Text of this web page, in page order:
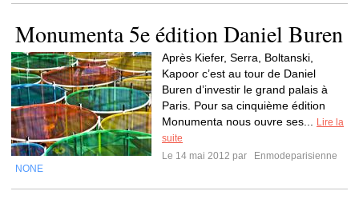
Monumenta 5e édition Daniel Buren
Après Kiefer, Serra, Boltanski,
Kapoor c’est au tour de Daniel
Buren d’investir le grand palais à
Paris. Pour sa cinquième édition
Monumenta nous ouvre ses...
Lire la
suite
Le 14 mai 2012 par
Enmodeparisienne
NONE